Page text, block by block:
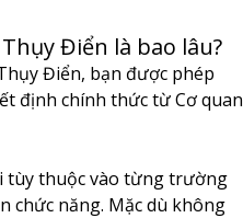
Điển là bao lâu?
Điển, bạn được phép
định chính thức từ Cơ quan
tùy thuộc vào từng trường
chức năng. Mặc dù không